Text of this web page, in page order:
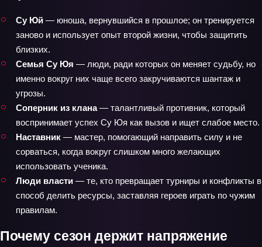
Су Юй — юноша, вернувшийся в прошлое; он тренируется
заново и использует опыт второй жизни, чтобы защитить
близких.
Семья Су Юя — люди, ради которых он меняет судьбу, но
именно вокруг них чаще всего закручиваются шантаж и
угрозы.
Соперник из клана— талантливый противник, который
воспринимает успех Су Юя как вызов и ищет слабое место.
Наставник — мастер, помогающий направить силу и не
сорваться, когда вокруг слишком много желающих
использовать ученика.
Люди власти — те, кто превращает турниры и конфликты в
способ делить ресурсы, заставляя героев играть по чужим
правилам.
Почему сезон держит напряжение